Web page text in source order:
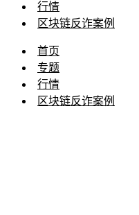
行情
区块链反诈案例
首页
专题
行情
区块链反诈案例